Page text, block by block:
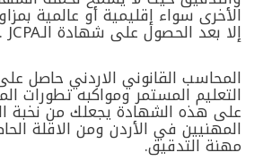
الأخرى سواء إقليمية أو عالمية
إلا بعد الحصول على شهادة الـJCPA .
المحاسب القانوني الاردني حاصل
التعليم المستمر ومواكبه تطورات
على هذه الشهادة يجعلك من نخبة
المهنيين في الأردن ومن الاقلة
مهنة التدقيق.